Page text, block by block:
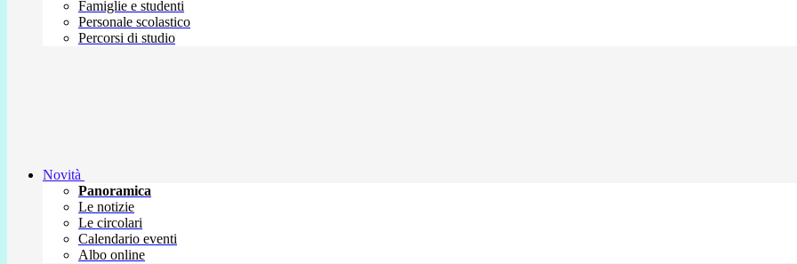
Famiglie e studenti
Personale scolastico
Percorsi di studio
Novità
Panoramica
Le notizie
Le circolari
Calendario eventi
Albo online